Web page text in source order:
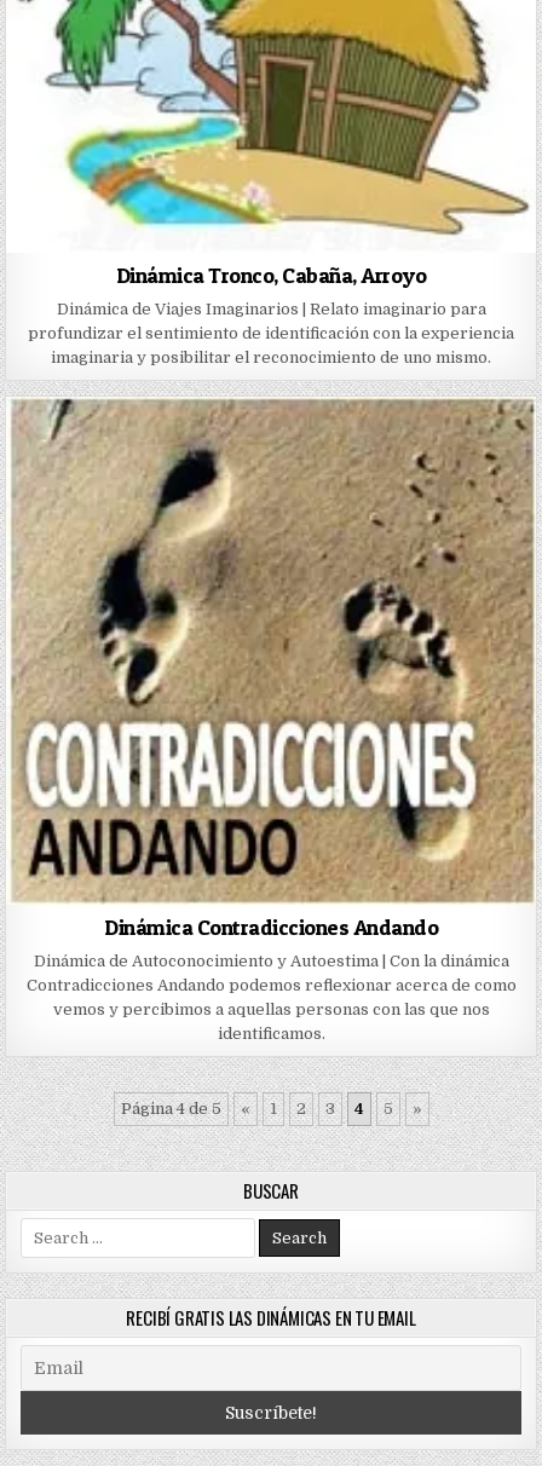
Dinámica Tronco, Cabaña, Arroyo
Dinámica de Viajes Imaginarios | Relato imaginario para
profundizar el sentimiento de identificación con la experiencia
imaginaria y posibilitar el reconocimiento de uno mismo.
Dinámica Contradicciones Andando
Dinámica de Autoconocimiento y Autoestima | Con la dinámica
Contradicciones Andando podemos reflexionar acerca de como
vemos y percibimos a aquellas personas con las que nos
identificamos.
Página 4 de 5 « 1 2 3 4 5 »
BUSCAR
for:
RECIBÍ GRATIS LAS DINÁMICAS EN TU EMAIL